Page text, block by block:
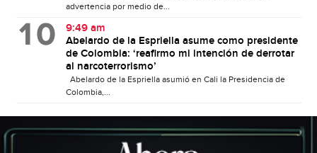
advertencia por medio de...
9:49 am
Abelardo de la Espriella asume como presidente
de Colombia: ‘reafirmo mi intención de derrotar
al narcoterrorismo’
Abelardo de la Espriella asumió en Cali la Presidencia de
Colombia,...